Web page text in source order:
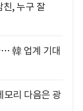
친, 누구 잘
韓 업계 기대
리 다음은 광